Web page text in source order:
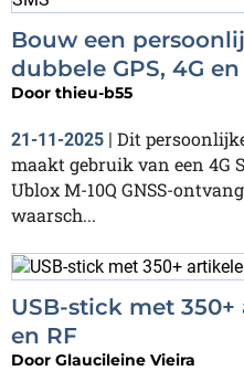
Bouw een
dubbele GPS, 4G en
Door thieu-b55
21-11-2025 | Dit
maakt gebruik van een 4G
Ublox M-10Q GNSS-
waarsch...
USB-stick met
en RF
Door Glaucileine Vieira